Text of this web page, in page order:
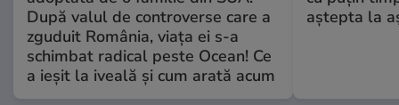
După valul de controverse care a
zguduit România, viața ei s-a
schimbat radical peste Ocean! Ce
a ieșit la iveală și cum arată acum
aștepta la